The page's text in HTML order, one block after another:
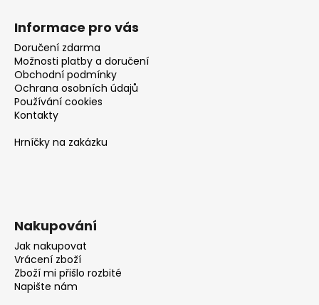
Informace pro vás
Doručení zdarma
Možnosti platby a doručení
Obchodní podmínky
Ochrana osobních údajů
Používání cookies
Kontakty
Hrníčky na zakázku
Nakupování
Jak nakupovat
Vrácení zboží
Zboží mi přišlo rozbité
Napište nám